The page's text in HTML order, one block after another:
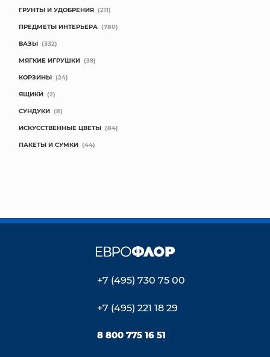
ГРУНТЫ И УДОБРЕНИЯ (211)
ПРЕДМЕТЫ ИНТЕРЬЕРА (780)
ВАЗЫ (332)
МЯГКИЕ ИГРУШКИ (39)
КОРЗИНЫ (24)
ЯЩИКИ (2)
СУНДУКИ (8)
ИСКУССТВЕННЫЕ ЦВЕТЫ (84)
ПАКЕТЫ И СУМКИ (44)
+7 (495) 730 75 00
+7 (495) 221 18 29
8 800 775 16 51